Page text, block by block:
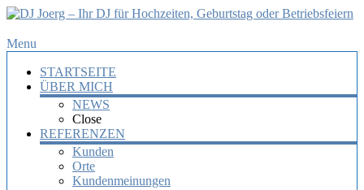
DJ
Hochzeiten,
Geburtstag
Menu
STARTSEITE
ÜBER MICH
NEWS
Close
REFERENZEN
Kunden
Orte
Kundenmeinungen